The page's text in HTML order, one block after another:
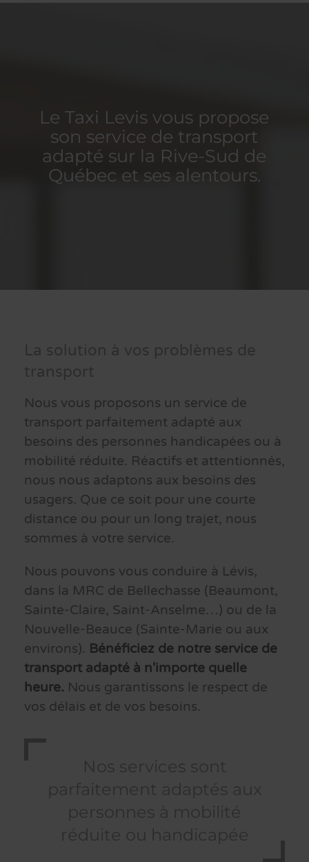
Le Taxi Levis vous propose
son service de transport
adapté sur la Rive-Sud de
Québec et ses alentours.
Nous vous proposons un service de
transport parfaitement adapté aux
besoins des personnes handicapées ou à
mobilité réduite. Réactifs et attentionnés,
nous nous adaptons aux besoins des
usagers. Que ce soit pour une courte
distance ou pour un long trajet, nous
sommes à votre service.
Nous pouvons vous conduire à Lévis,
dans la MRC de Bellechasse (Beaumont,
Sainte-Claire, Saint-Anselme…) ou de la
Nouvelle-Beauce (Sainte-Marie ou aux
environs). Bénéficiez de notre service de
transport adapté à n'importe quelle
heure. Nous garantissons le respect de
vos délais et de vos besoins.